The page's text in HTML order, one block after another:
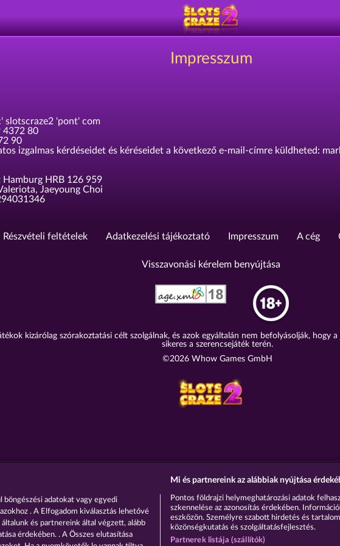
Impresszum
slotscraze2 'pont' com
4372 80
90
izgalmas kérdéseidet és kéréseidet a következő e-mail-címre küldheted:
HRB 126 959
Jaeyoung Choi
Részvételi feltételek Adatkezelési tájékoztató Impresszum A cég
Visszavonási kérelem benyújtása
kizárólag szórakoztatási célt szolgálnak, és azok egyáltalán nem befolyásolják, hogy
sikeres a szerencsejáték terén.
©2026 Whow Games GmbH
böngészési adatokat vagy egyedi
. A Elfogadom kiválasztás lehetővé
és partnereink által végzett, alább
érdekében. . A Összes elutasítása
Mi és partnereink az alábbiak nyújtása
Pontos földrajzi helymeghatározási adatok
szkennelése az azonosítás érdekében.
eszközön. Személyre szabott hirdetés és
közönségkutatás és szolgáltatásfejlesztés.
Partnerek listája (szállítók)